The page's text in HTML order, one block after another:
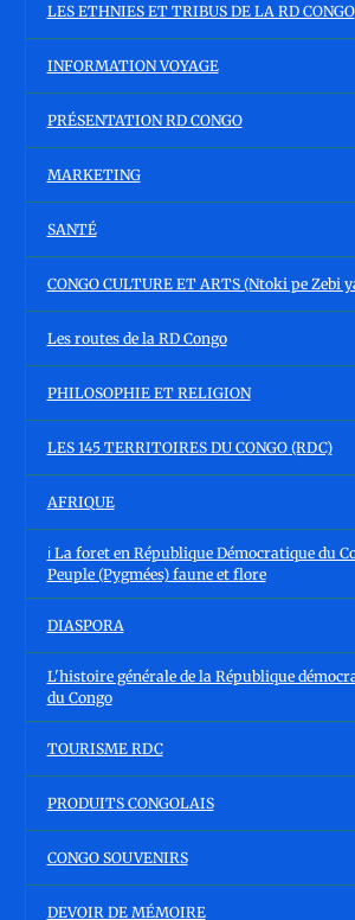
LES ETHNIES ET TRIBUS DE LA RD CONGO
INFORMATION VOYAGE
PRÉSENTATION RD CONGO
MARKETING
SANTÉ
CONGO CULTURE ET ARTS (Ntoki pe Zebi
Les routes de la RD Congo
PHILOSOPHIE ET RELIGION
LES 145 TERRITOIRES DU CONGO (RDC)
AFRIQUE
ℹ️ La foret en République Démocratique du
Peuple (Pygmées) faune et flore
DIASPORA
L'histoire générale de la République
du Congo
TOURISME RDC
PRODUITS CONGOLAIS
CONGO SOUVENIRS
DEVOIR DE MÉMOIRE